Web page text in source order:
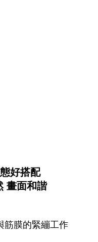
好搭配
畫面和諧
筋膜的緊繃工作